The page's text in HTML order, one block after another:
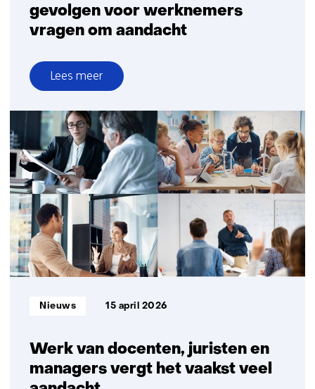
gevolgen voor werknemers
vragen om aandacht
Lees meer
over
AI
biedt
veel
kansen
voor
productiviteitswinst,
maar
gevolgen
voor
werknemers
vragen
aandacht
Werk van docenten, juristen en
managers vergt het vaakst veel
Informatietype:
Nieuws 15 april 2026